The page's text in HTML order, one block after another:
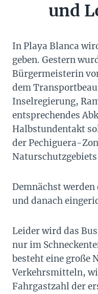
und
In Playa Blanca
geben. Gestern
Bürgermeisterin
dem
Inselregierung,
entsprechendes
Halbstundentakt
der Pechiguera-
Naturschutzgebiets
Demnächst
und danach
Leider wird das
nur im
besteht eine große
Verkehrsmitteln,
Fahrgastzahl der